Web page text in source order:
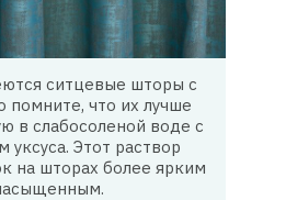
ситцевые шторы с
помните, что их лучше
в слабосоленой воде с
уксуса. Этот раствор
на шторах более ярким